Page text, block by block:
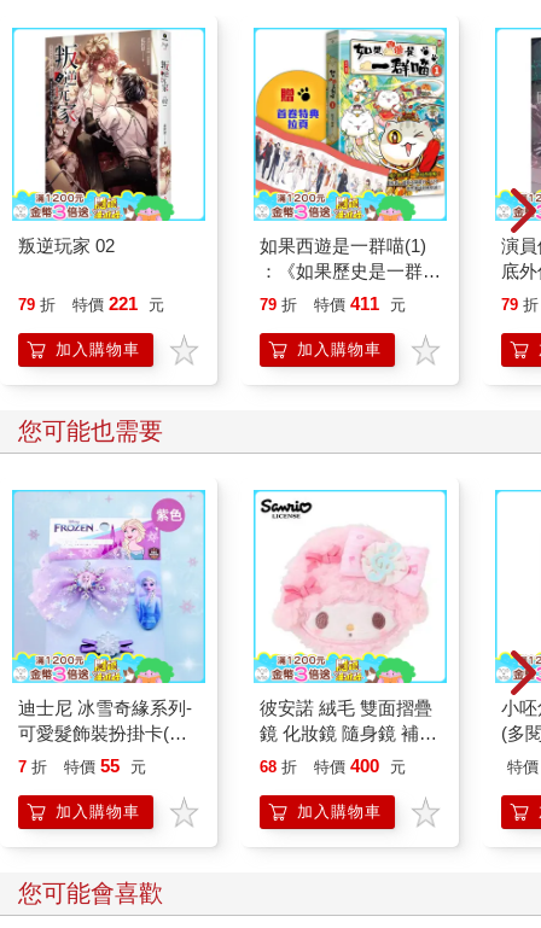
叛逆玩家 02
79 折 特價 221 元
加入購物車
如果西遊是一群喵(1)
：《如果歷史是一群
喵》作者最新力作，附
79 折 特價 411 元
加入購物車
演
底
79 折
您可能也需要
迪士尼 冰雪奇緣系列-
可愛髮飾裝扮掛卡(紫
色)
7 折 特價 55 元
加入購物車
彼安諾 絨毛 雙面摺疊
鏡 化妝鏡 隨身鏡 補妝
鏡 鏡子 PIANO 三麗鷗
68 折 特價 400 元
加入購物車
小
(多
特價
您可能會喜歡